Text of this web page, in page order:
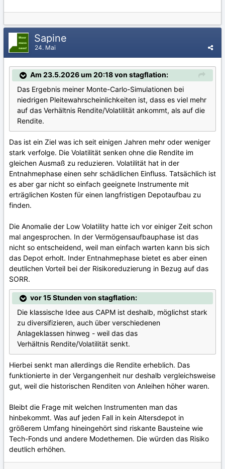
Sapine
24. Mai
Am 23.5.2026 um 20:18 von stagflation:
Das Ergebnis meiner Monte-Carlo-Simulationen bei
niedrigen Pleitewahrscheinlichkeiten ist, dass es viel mehr
auf das Verhältnis Rendite/Volatilität ankommt, als auf die
Rendite.
Das ist ein Ziel was ich seit einigen Jahren mehr oder weniger
stark verfolge. Die Volatilität senken ohne die Rendite im
gleichen Ausmaß zu reduzieren. Volatilität hat in der
Entnahmephase einen sehr schädlichen Einfluss. Tatsächlich ist
es aber gar nicht so einfach geeignete Instrumente mit
erträglichen Kosten für einen langfristigen Depotaufbau zu
finden.
Die Anomalie der Low Volatility hatte ich vor einiger Zeit schon
mal angesprochen. In der Vermögensaufbauphase ist das
nicht so entscheidend, weil man einfach warten kann bis sich
das Depot erholt. Inder Entnahmephase bietet es aber einen
deutlichen Vorteil bei der Risikoreduzierung in Bezug auf das
SORR.
vor 15 Stunden von stagflation:
Die klassische Idee aus CAPM ist deshalb, möglichst stark
zu diversifizieren, auch über verschiedenen
Anlageklassen hinweg - weil das das
Verhältnis Rendite/Volatilität senkt.
Hierbei senkt man allerdings die Rendite erheblich. Das
funktionierte in der Vergangenheit nur deshalb vergleichsweise
gut, weil die historischen Renditen von Anleihen höher waren.
Bleibt die Frage mit welchen Instrumenten man das
hinbekommt. Was auf jeden Fall in kein Altersdepot in
größerem Umfang hineingehört sind riskante Bausteine wie
Tech-Fonds und andere Modethemen. Die würden das Risiko
deutlich erhöhen.